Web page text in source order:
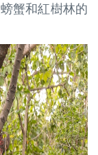
蟹和紅樹林的